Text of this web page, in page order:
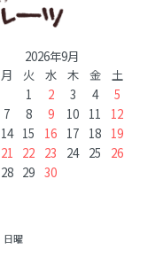
2026年9月
月 火 水 木 金
土
1
2 3 4
5
7 8 9 10 11
12
14 15 16 17 18 19
21 22 23 24 25
26
28 29 30
曜